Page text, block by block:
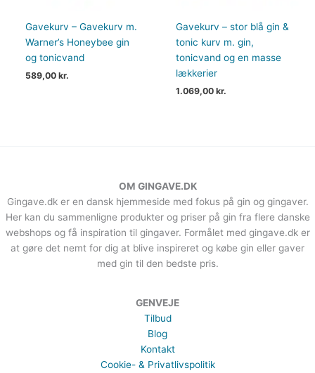
Gavekurv – Gavekurv m.
Warner’s Honeybee gin
og tonicvand
589,00kr.
Gavekurv – stor blå gin &
tonic kurv m. gin,
tonicvand og en masse
lækkerier
1.069,00kr.
OM GINGAVE.DK
Gingave.dk er en dansk hjemmeside med fokus på gin og gingaver.
Her kan du sammenligne produkter og priser på gin fra flere danske
webshops og få inspiration til gingaver. Formålet med gingave.dk er
at gøre det nemt for dig at blive inspireret og købe gin eller gaver
med gin til den bedste pris.
GENVEJE
Tilbud
Blog
Kontakt
Cookie- & Privatlivspolitik